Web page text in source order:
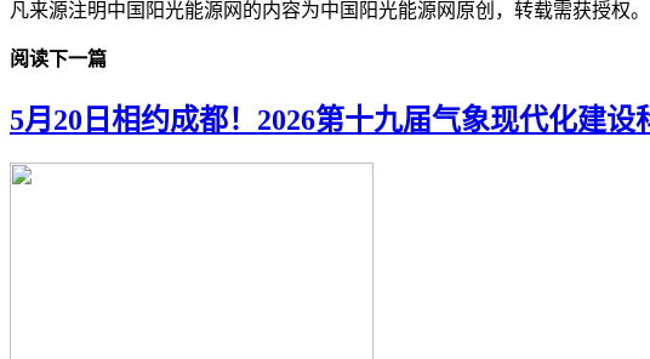
凡来源注明中国阳光能源网的内容为中国阳光能源网原创，转载需获授权。
阅读下一篇
5月20日相约成都！2026第十九届气象现代化建